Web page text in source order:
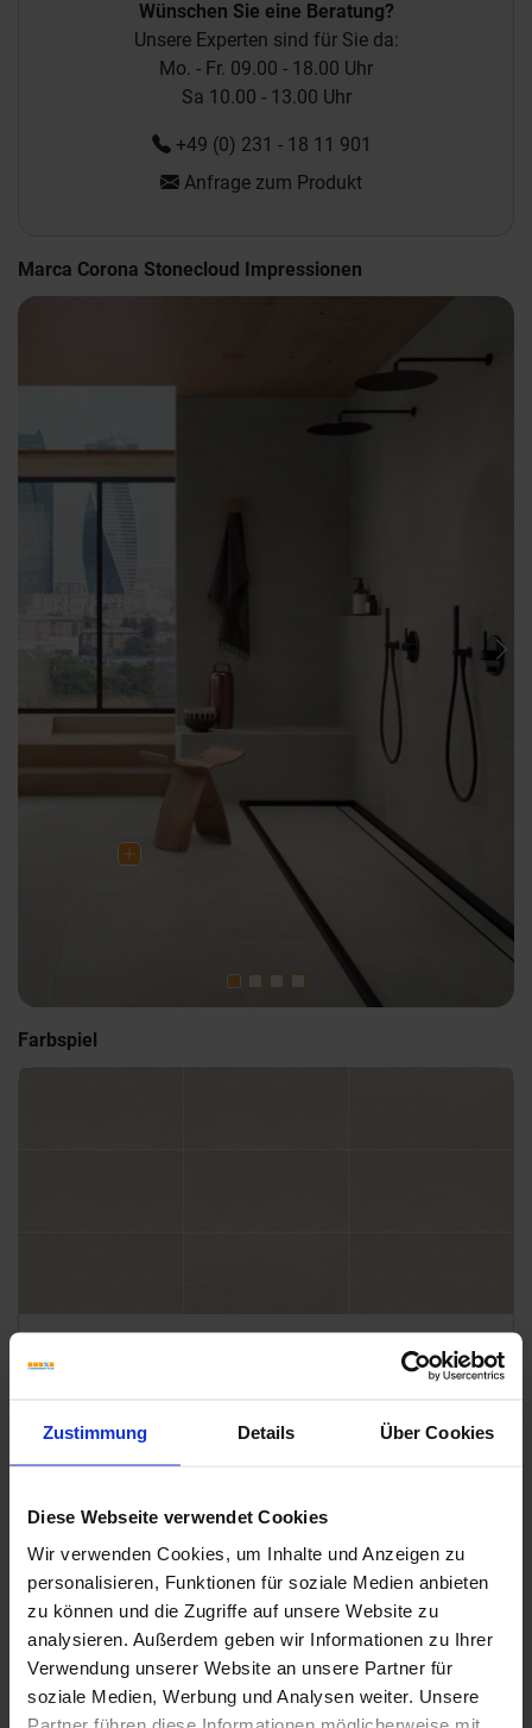
Zustimmung Details Über Cookies
Diese Webseite verwendet Cookies
Wir verwenden Cookies, um Inhalte und Anzeigen zu
personalisieren, Funktionen für soziale Medien anbieten
zu können und die Zugriffe auf unsere Website zu
analysieren. Außerdem geben wir Informationen zu Ihrer
Verwendung unserer Website an unsere Partner für
soziale Medien, Werbung und Analysen weiter. Unsere
Wünschen Sie eine Beratung?
Unsere Experten sind für Sie da:
Mo. - Fr. 09.00 - 18.00 Uhr
Sa 10.00 - 13.00 Uhr
+49 (0) 231 - 18 11 901
Anfrage zum Produkt
Marca Corona Stonecloud Impressionen
Previous
Farbspiel
Marca Corona Stonecloud Ivory
dienen als beispielhafte Darstellung. Es können weitere "Prints"
enthalten sein.
Downloads